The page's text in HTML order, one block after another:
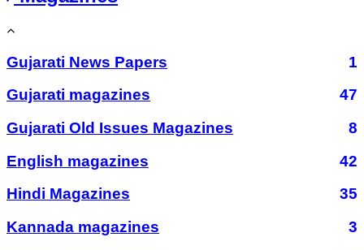
Gujarati News Papers
1
Gujarati magazines
47
Gujarati Old Issues Magazines
8
English magazines
42
Hindi Magazines
35
Kannada magazines
3